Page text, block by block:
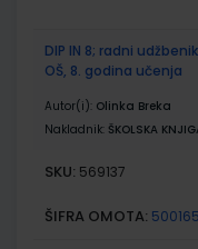
DIP IN 8; radni
OŠ, 8. godina učenja
Autor(i): Olinka Breka
Nakladnik: ŠKOLSKA
SKU: 569137
ŠIFRA OMOTA: 500165